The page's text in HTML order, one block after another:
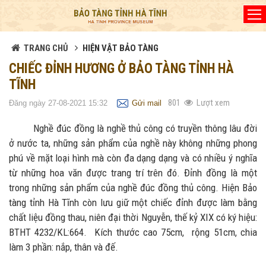
TRANG CHỦ HIỆN VẬT BẢO TÀNG
CHIẾC ĐỈNH HƯƠNG Ở BẢO TÀNG TỈNH HÀ
TĨNH
Đăng ngày 27-08-2021 15:32 Gửi mail 801 Lượt xem
Nghề đúc đồng là nghề thủ công có truyền thông lâu đời
ở nước ta, những sản phẩm của nghề này không những phong
phú về mặt loại hình mà còn đa dạng dạng và có nhiều ý nghĩa
từ những hoa văn được trang trí trên đó. Đỉnh đồng là một
trong những sản phẩm của nghề đúc đồng thủ công. Hiện Bảo
tàng tỉnh Hà Tĩnh còn lưu giữ một chiếc đỉnh được làm bằng
chất liệu đồng thau, niên đại thời Nguyễn, thế kỷ XIX có ký hiệu:
BTHT 4232/KL:664. Kích thước cao 75cm, rộng 51cm, chia
làm 3 phần: nắp, thân và đế.
Đã kết nối EMC